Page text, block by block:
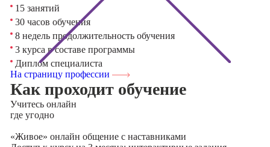
15 занятий
30 часов обучения
8 недель продолжительность обучения
3 курса в составе программы
Диплом специалиста
На страницу профессии
Как проходит обучение
Учитесь онлайн
где угодно
«Живое» онлайн общение с наставниками